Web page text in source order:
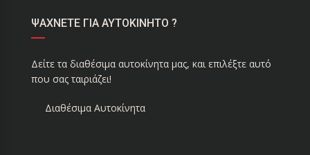
ΨΑΧΝΕΤΕ ΓΙΑ ΑΥΤΟΚΙΝΗΤΟ ?
Δείτε τα διαθέσιμα αυτοκίνητα μας, και επιλέξτε αυτό
που σας ταιριάζει!
Διαθέσιμα Αυτοκίνητα